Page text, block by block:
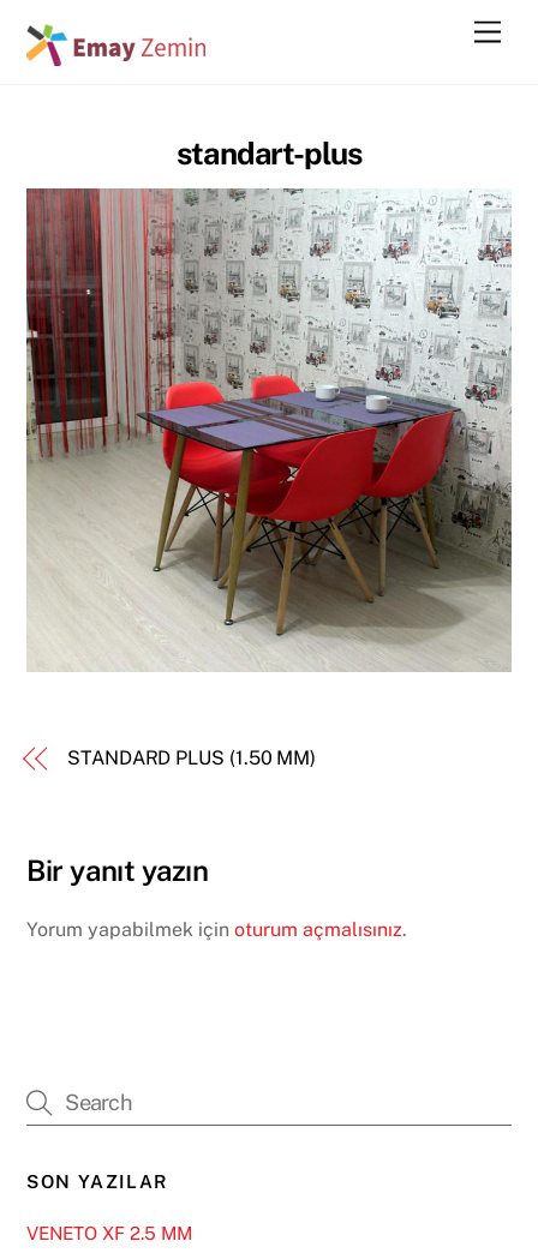
standart-plus
STANDARD PLUS (1.50 MM)
Bir yanıt yazın
Yorum yapabilmek içinoturum açmalısınız.
SON YAZILAR
VENETO XF 2.5 MM